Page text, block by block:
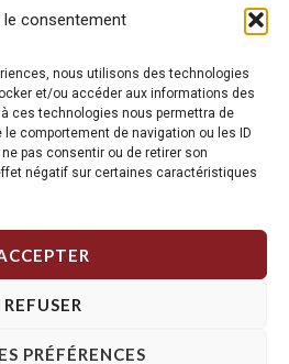
le consentement
nous utilisons des technologies
et/ou accéder aux informations des
ces technologies nous permettra de
comportement de navigation ou les ID
pas consentir ou de retirer son
négatif sur certaines caractéristiques
REFUSER
PRÉFÉRENCES
passion, venez visiter notre shop
de motos
RC. Powered by Storm Team.